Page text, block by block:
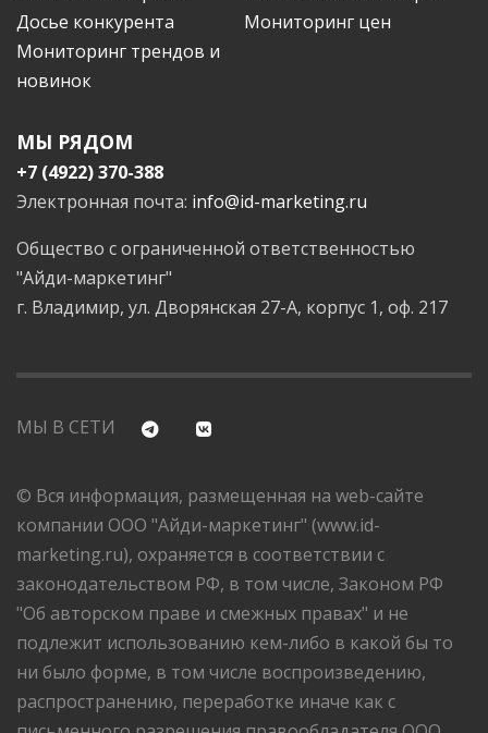
Досье конкурента
Мониторинг цен
Мониторинг трендов и
новинок
МЫ РЯДОМ
+7 (4922) 370-388
Электронная почта: info@id-marketing.ru
Общество с ограниченной ответственностью
"Айди-маркетинг"
г. Владимир, ул. Дворянская 27-А, корпус 1, оф. 217
МЫ В СЕТИ
© Вся информация, размещенная на web-сайте
компании ООО "Айди-маркетинг" (www.id-
marketing.ru), охраняется в соответствии с
законодательством РФ, в том числе, Законом РФ
"Об авторском праве и смежных правах" и не
подлежит использованию кем-либо в какой бы то
ни было форме, в том числе воспроизведению,
распространению, переработке иначе как с